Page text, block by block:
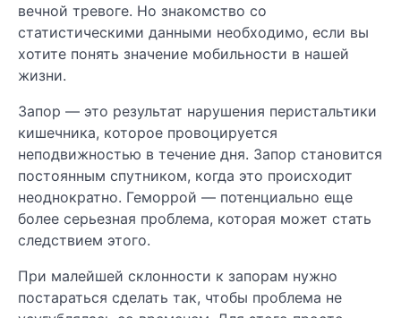
вечной тревоге. Но знакомство со
статистическими данными необходимо, если вы
хотите понять значение мобильности в нашей
жизни.
Запор — это результат нарушения перистальтики
кишечника, которое провоцируется
неподвижностью в течение дня. Запор становится
постоянным спутником, когда это происходит
неоднократно. Геморрой — потенциально еще
более серьезная проблема, которая может стать
следствием этого.
При малейшей склонности к запорам нужно
постараться сделать так, чтобы проблема не